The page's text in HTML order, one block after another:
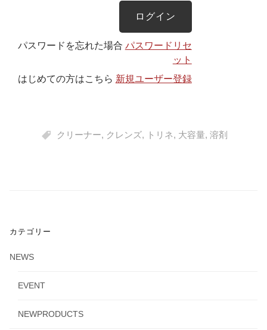
パスワードを忘れた場合 パスワードリセ
ット
はじめての方はこちら 新規ユーザー登録
クリーナー, クレンズ, トリネ, 大容量, 溶剤
カテゴリー
NEWS
EVENT
NEWPRODUCTS